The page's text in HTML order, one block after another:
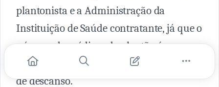
plantonista e a Administração da
Instituição de Saúde contratante, já que o
número de médicos de plantão é
impactado diretamente pela necessidade
de descanso.